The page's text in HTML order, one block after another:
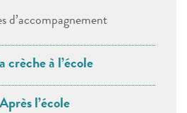
d’accompagnement
crèche à l’école
Après l’école